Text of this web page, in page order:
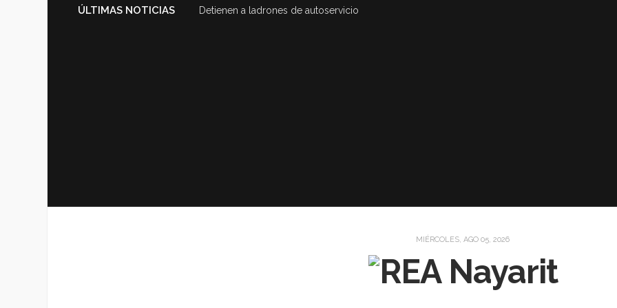
ÚLTIMAS NOTICIAS Detienen a ladrones de autoservicio
MIÉRCOLES, AGO 05, 2026